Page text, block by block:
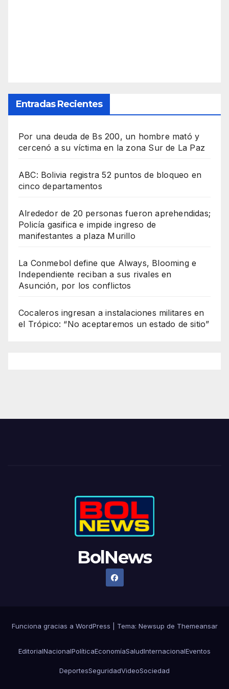
Entradas Recientes
Por una deuda de Bs 200, un hombre mató y
cercenó a su víctima en la zona Sur de La Paz
ABC: Bolivia registra 52 puntos de bloqueo en
cinco departamentos
Alrededor de 20 personas fueron aprehendidas;
Policía gasifica e impide ingreso de
manifestantes a plaza Murillo
La Conmebol define que Always, Blooming e
Independiente reciban a sus rivales en
Asunción, por los conflictos
Cocaleros ingresan a instalaciones militares en
el Trópico: “No aceptaremos un estado de sitio”
BolNews
Funciona gracias a WordPress Tema: Newsup de Themeansar
EditorialNacionalPolíticaEconomíaSaludInternacionalEventos
DeportesSeguridadVideoSociedad